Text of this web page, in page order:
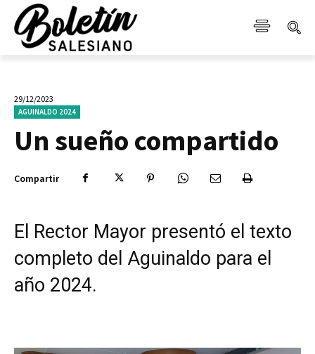
29/12/2023
AGUINALDO 2024
Un sueño compartido
Compartir
El Rector Mayor presentó el texto
completo del Aguinaldo para el
año 2024.